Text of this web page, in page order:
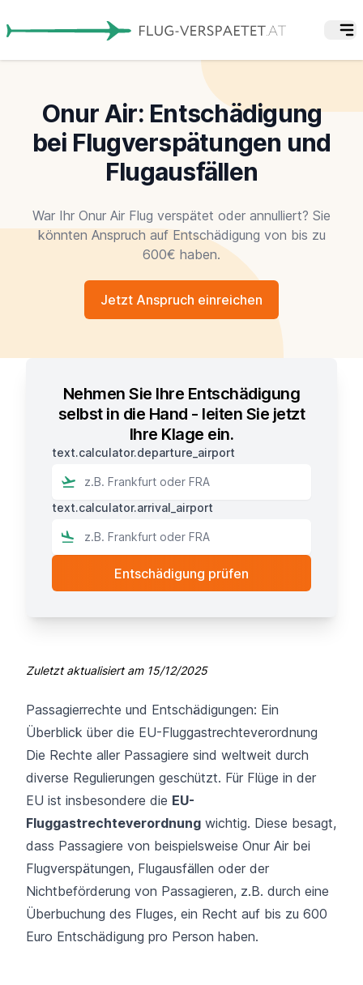
Onur Air: Entschädigung
bei Flugverspätungen und
Flugausfällen
War Ihr Onur Air Flug verspätet oder annulliert? Sie
könnten Anspruch auf Entschädigung von bis zu
600€ haben.
Jetzt Anspruch einreichen
Nehmen Sie Ihre Entschädigung
selbst in die Hand - leiten Sie jetzt
Ihre Klage ein.
text.calculator.departure_airport
text.calculator.arrival_airport
Zuletzt aktualisiert am 15/12/2025
Passagierrechte und Entschädigungen: Ein
Überblick über die EU-Fluggastrechteverordnung
Die Rechte aller Passagiere sind weltweit durch
diverse Regulierungen geschützt. Für Flüge in der
EU ist insbesondere die EU-
Fluggastrechteverordnung wichtig. Diese besagt,
dass Passagiere von beispielsweise Onur Air bei
Flugverspätungen, Flugausfällen oder der
Nichtbeförderung von Passagieren, z.B. durch eine
Überbuchung des Fluges, ein Recht auf bis zu 600
Euro Entschädigung pro Person haben.